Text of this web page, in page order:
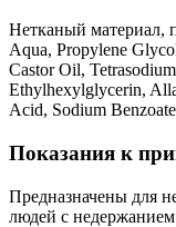
Нетканый материал,
Aqua, Propylene
Castor Oil,
Ethylhexylglycerin,
Acid, Sodium
Показания к
Предназначены для
людей с